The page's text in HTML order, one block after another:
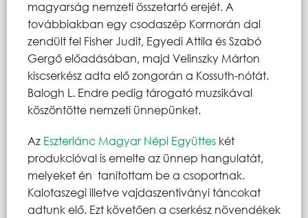
magyarság nemzeti összetartó erejét. A
továbbiakban egy csodaszép Kormorán dal
zendült fel Fisher Judit, Egyedi Attila és Szabó
Gergő előadásában, majd Velinszky Márton
kiscserkész adta elő zongorán a Kossuth-nótát.
Balogh L. Endre pedig tárogató muzsikával
köszöntötte nemzeti ünnepünket.
Az Eszterlánc Magyar Népi Együttes két
produkcióval is emelte az ünnep hangulatát,
melyeket én tanítottam be a csoportnak.
Kalotaszegi illetve vajdaszentiványi táncokat
adtunk elő. Ezt követően a cserkész növendékek